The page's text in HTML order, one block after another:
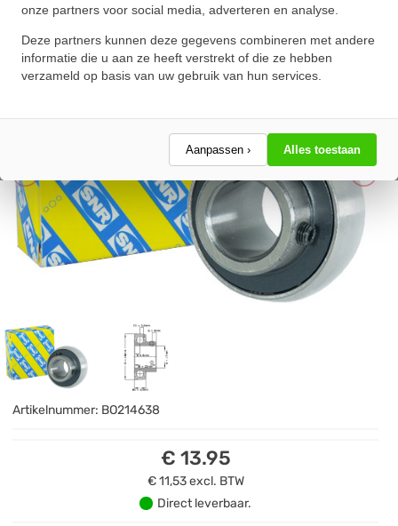
onze partners voor social media, adverteren en analyse.
Deze partners kunnen deze gegevens combineren met andere
informatie die u aan ze heeft verstrekt of die ze hebben
verzameld op basis van uw gebruik van hun services.
Aanpassen › Alles toestaan
Artikelnummer: BO214638
€ 13.95
€ 11,53excl. BTW
Direct leverbaar.